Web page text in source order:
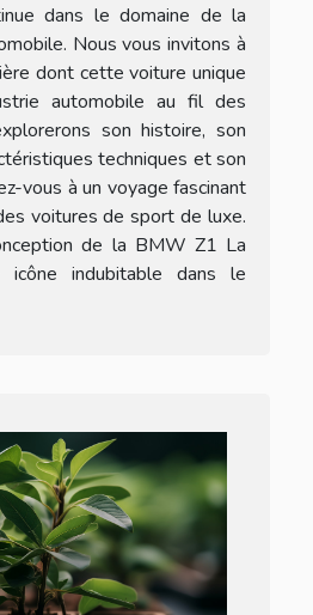
dans le domaine de la
Nous vous invitons à
dont cette voiture unique
automobile au fil des
son histoire, son
techniques et son
vous à un voyage fascinant
voitures de sport de luxe.
de la BMW Z1 La
indubitable dans le